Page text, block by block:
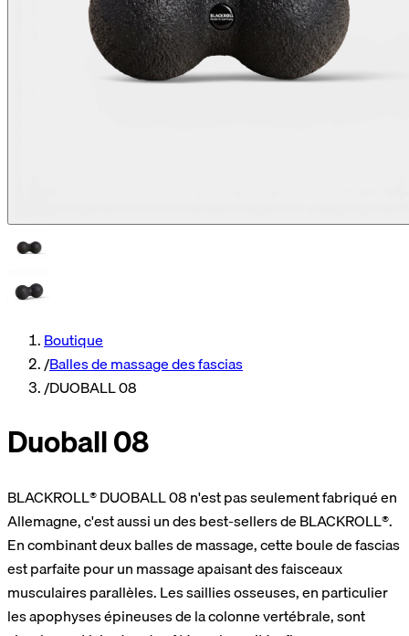
Boutique
/Balles de massage des fascias
/DUOBALL 08
Duoball 08
BLACKROLL® DUOBALL 08 n'est pas seulement fabriqué en
Allemagne, c'est aussi un des best-sellers de BLACKROLL®.
En combinant deux balles de massage, cette boule de fascias
est parfaite pour un massage apaisant des faisceaux
musculaires parallèles. Les saillies osseuses, en particulier
les apophyses épineuses de la colonne vertébrale, sont